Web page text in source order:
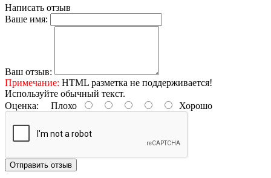
Написать отзыв
Ваше имя:
Ваш отзыв:
Примечание: HTML разметка не поддерживается!
Используйте обычный текст.
Оценка: Плохо Хорошо
Отправить отзыв